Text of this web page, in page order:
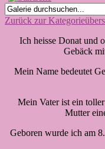
Zurück zur
Ich heisse Donat und
Gebäck
Mein Name bedeutet
Mein Vater ist ein
Mutter
Geboren wurde ich am